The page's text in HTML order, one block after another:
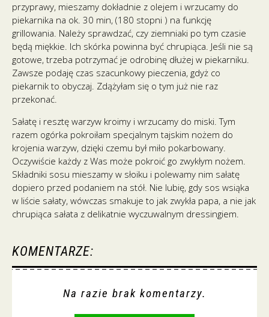
przyprawy, mieszamy dokładnie z olejem i wrzucamy do
piekarnika na ok. 30 min, (180 stopni ) na funkcję
grillowania. Należy sprawdzać, czy ziemniaki po tym czasie
będą miękkie. Ich skórka powinna być chrupiąca. Jeśli nie są
gotowe, trzeba potrzymać je odrobinę dłużej w piekarniku.
Zawsze podaję czas szacunkowy pieczenia, gdyż co
piekarnik to obyczaj. Zdążyłam się o tym już nie raz
przekonać.
Sałatę i resztę warzyw kroimy i wrzucamy do miski. Tym
razem ogórka pokroiłam specjalnym tajskim nożem do
krojenia warzyw, dzięki czemu był miło pokarbowany.
Oczywiście każdy z Was może pokroić go zwykłym nożem.
Składniki sosu mieszamy w słoiku i polewamy nim sałatę
dopiero przed podaniem na stół. Nie lubię, gdy sos wsiąka
w liście sałaty, wówczas smakuje to jak zwykła papa, a nie jak
chrupiąca sałata z delikatnie wyczuwalnym dressingiem.
KOMENTARZE:
Na razie brak komentarzy.